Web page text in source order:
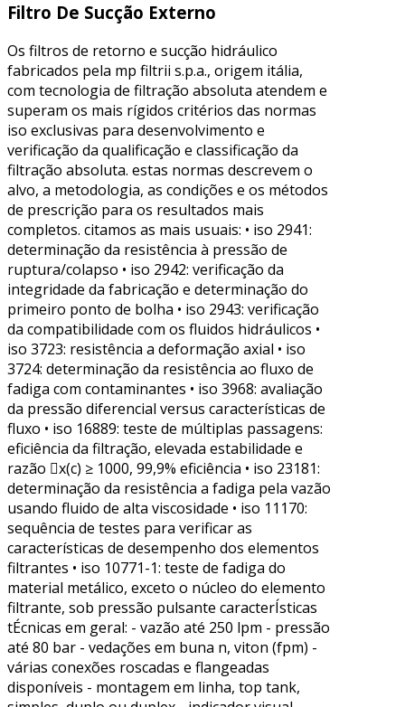
Filtro De Sucção Externo
Os filtros de retorno e sucção hidráulico
fabricados pela mp filtrii s.p.a., origem itália,
com tecnologia de filtração absoluta atendem e
superam os mais rígidos critérios das normas
iso exclusivas para desenvolvimento e
verificação da qualificação e classificação da
filtração absoluta. estas normas descrevem o
alvo, a metodologia, as condições e os métodos
de prescrição para os resultados mais
completos. citamos as mais usuais: • iso 2941:
determinação da resistência à pressão de
ruptura/colapso • iso 2942: verificação da
integridade da fabricação e determinação do
primeiro ponto de bolha • iso 2943: verificação
da compatibilidade com os fluidos hidráulicos •
iso 3723: resistência a deformação axial • iso
3724: determinação da resistência ao fluxo de
fadiga com contaminantes • iso 3968: avaliação
da pressão diferencial versus características de
fluxo • iso 16889: teste de múltiplas passagens:
eficiência da filtração, elevada estabilidade e
razão x(c) ≥ 1000, 99,9% eficiência • iso 23181:
determinação da resistência a fadiga pela vazão
usando fluido de alta viscosidade • iso 11170:
sequência de testes para verificar as
características de desempenho dos elementos
filtrantes • iso 10771-1: teste de fadiga do
material metálico, exceto o núcleo do elemento
filtrante, sob pressão pulsante caracterÍsticas
tÉcnicas em geral: - vazão até 250 lpm - pressão
até 80 bar - vedações em buna n, viton (fpm) -
várias conexões roscadas e flangeadas
disponíveis - montagem em linha, top tank,